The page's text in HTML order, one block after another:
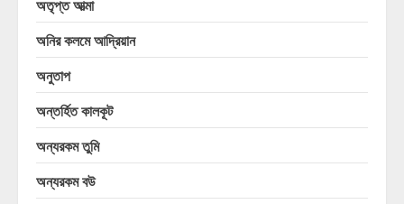
অতৃপ্ত আত্মা
অনির কলমে আদ্রিয়ান
অনুতাপ
অন্তর্হিত কালকূট
অন্যরকম তুমি
অন্যরকম বউ